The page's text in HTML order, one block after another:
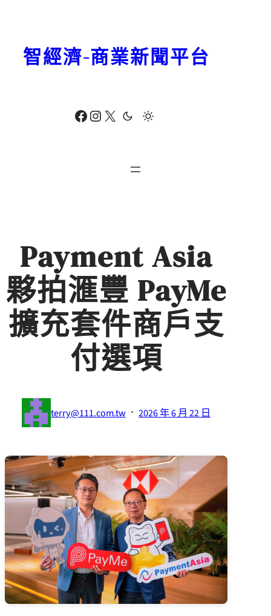
Facebook Instagram X
智經濟-商業新聞平台
Payment Asia
夥拍滙豐 PayMe
擴充套件商戶支
付選項
terry@111.com.tw · 2026 年 6 月 22 日